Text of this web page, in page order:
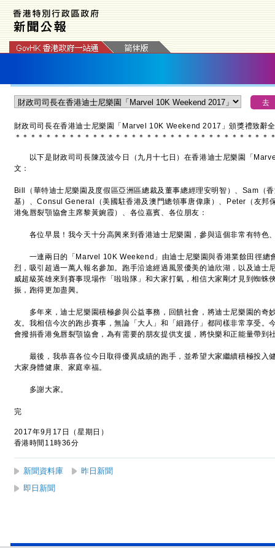
財政司司長在香港迪士尼樂園「 Marvel 10K Weekend 2017 」頒獎禮致辭
＊ ＊ ＊ ＊ ＊ ＊ ＊ ＊ ＊ ＊ ＊ ＊ ＊ ＊ ＊ ＊ ＊ ＊ ＊ ＊ ＊ ＊ ＊ ＊ ＊ ＊ ＊ ＊ ＊ ＊ ＊ ＊ ＊
以下是財政司司長陳茂波今日（九月十七日）在香港迪士尼樂園「
文：
Bill（華特迪士尼樂園及度假區亞洲區總裁及董事總經理安明智）、Sam（
基）、Consul General（美國駐香港及澳門總領事唐偉康）、Peter（友邦
港兔唇裂顎協會主席黎黃婉霞）、各位嘉賓、各位朋友：
各位早晨！我今天十分高興來到香港迪士尼樂園，參與這個非常有特色
一連兩日的「Marvel 10K Weekend」由迪士尼樂園與香港業餘田徑總
烈，吸引超過一萬人報名參加。跑手沿途經過風景優美的迪欣湖，以及迪士
威超級英雄來到賽事現場作「啦啦隊」和大家打氣，相信大家剛才見到蜘蛛
振，跑得更加盡興。
多年來，迪士尼樂園積極參與公益事務，回饋社會，將迪士尼樂園的奇
友。我相信今次的跑步賽事，無論「大人」和「細路仔」都同樣非常享受。
會撥捐香港兔唇裂顎協會，為有需要的朋友提供支援，將快樂和正能量帶到
最後，我恭喜各位今日取得優異成績的跑手，並希望大家繼續積極投入
大家身體健康、家庭幸福。
多謝大家。
完
2017年9月17日（星期日）
香港時間11時36分
新聞資料庫
昨日新聞
即日新聞